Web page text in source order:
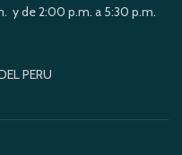
y de 2:00 p.m. a 5:30 p.m.
PERU